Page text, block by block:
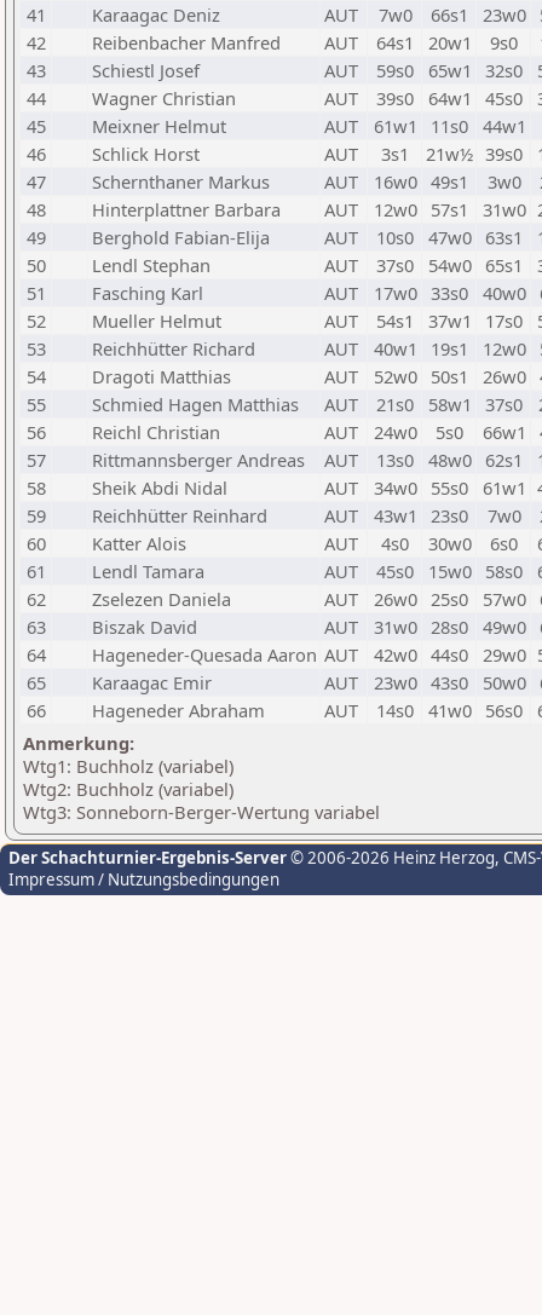
41
Karaagac Deniz AUT 7w0 66s1 23w0
42
Reibenbacher Manfred AUT 64s1 20w1 9s0
43
Schiestl Josef AUT 59s0 65w1 32s0
44
Wagner Christian AUT 39s0 64w1 45s0
45
Meixner Helmut AUT 61w1 11s0 44w1
46
Schlick Horst AUT 3s1 21w½ 39s0
47
Schernthaner Markus AUT 16w0 49s1 3w0
48
Hinterplattner Barbara AUT 12w0 57s1 31w0
49
Berghold Fabian-Elija AUT 10s0 47w0 63s1
50
Lendl Stephan AUT 37s0 54w0 65s1
51
Fasching Karl AUT 17w0 33s0 40w0
52
Mueller Helmut AUT 54s1 37w1 17s0
53
Reichhütter Richard AUT 40w1 19s1 12w0
54
Dragoti Matthias AUT 52w0 50s1 26w0
55
Schmied Hagen Matthias AUT 21s0 58w1 37s0
56
Reichl Christian AUT 24w0 5s0 66w1
57
Rittmannsberger Andreas AUT 13s0 48w0 62s1
58
Sheik Abdi Nidal AUT 34w0 55s0 61w1
59
Reichhütter Reinhard AUT 43w1 23s0 7w0
60
Katter Alois AUT 4s0 30w0 6s0
61
Lendl Tamara AUT 45s0 15w0 58s0
62
Zselezen Daniela AUT 26w0 25s0 57w0
63
Biszak David AUT 31w0 28s0 49w0
64
Hageneder-Quesada Aaron AUT 42w0 44s0 29w0
65
Karaagac Emir AUT 23w0 43s0 50w0
66
Hageneder Abraham AUT 14s0 41w0 56s0
Anmerkung:
Wtg1: Buchholz (variabel)
Wtg2: Buchholz (variabel)
Wtg3: Sonneborn-Berger-Wertung variabel
Der Schachturnier-Ergebnis-Server© 2006-2026 Heinz Herzog,
Impressum / Nutzungsbedingungen